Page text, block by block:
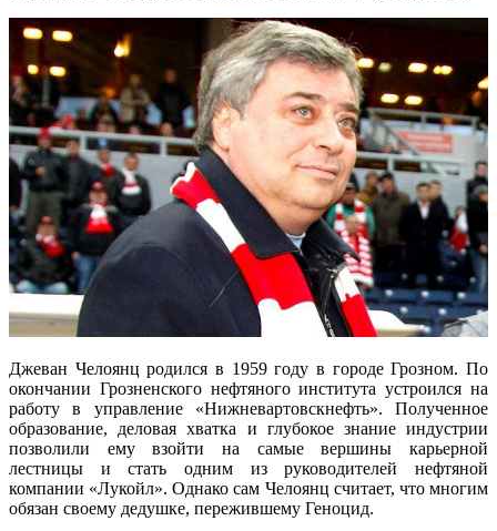
Джеван Челоянц родился в 1959 году в городе Грозном. По
окончании Грозненского нефтяного института устроился на
работу в управление «Нижневартовскнефть». Полученное
образование, деловая хватка и глубокое знание индустрии
позволили ему взойти на самые вершины карьерной
лестницы и стать одним из руководителей нефтяной
компании «Лукойл». Однако сам Челоянц считает, что многим
обязан своему дедушке, пережившему Геноцид.